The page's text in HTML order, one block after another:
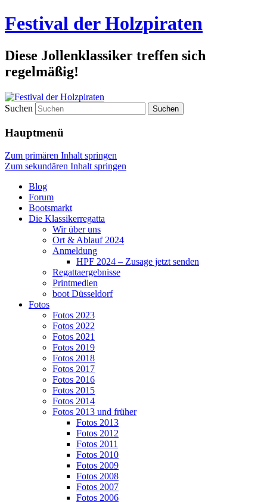
Festival der Holzpiraten
Diese Jollenklassiker treffen sich
regelmäßig!
Suchen
Hauptmenü
Zum primären Inhalt springen
Zum sekundären Inhalt springen
Blog
Forum
Bootsmarkt
Die Klassikerregatta
Wir über uns
Ort & Ablauf 2024
Anmeldung
HPF 2024 – Zusage jetzt senden
Regattaergebnisse
Printmedien
boot Düsseldorf
Fotos
Fotos 2023
Fotos 2022
Fotos 2021
Fotos 2019
Fotos 2018
Fotos 2017
Fotos 2016
Fotos 2015
Fotos 2014
Fotos 2013 und früher
Fotos 2013
Fotos 2012
Fotos 2011
Fotos 2010
Fotos 2009
Fotos 2008
Fotos 2007
Fotos 2006